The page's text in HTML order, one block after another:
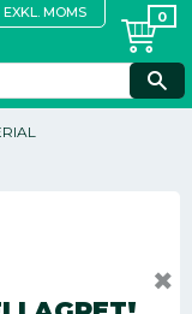
EXKL. MOMS
✖